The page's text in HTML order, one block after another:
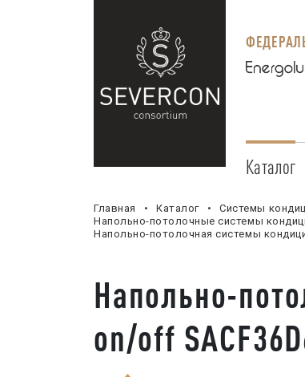
Каталог
Главная Каталог Системы
Напольно-потолочные системы
Напольно-потолочная системы
Напольно-
on/off